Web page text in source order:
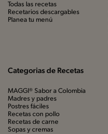
Todas las recetas
Recetarios descargables
Planea tu menú
Categorias de Recetas
MAGGI® Sabor a Colombia
Madres y padres
Postres fáciles
Recetas con pollo
Recetas de carne
Sopas y cremas